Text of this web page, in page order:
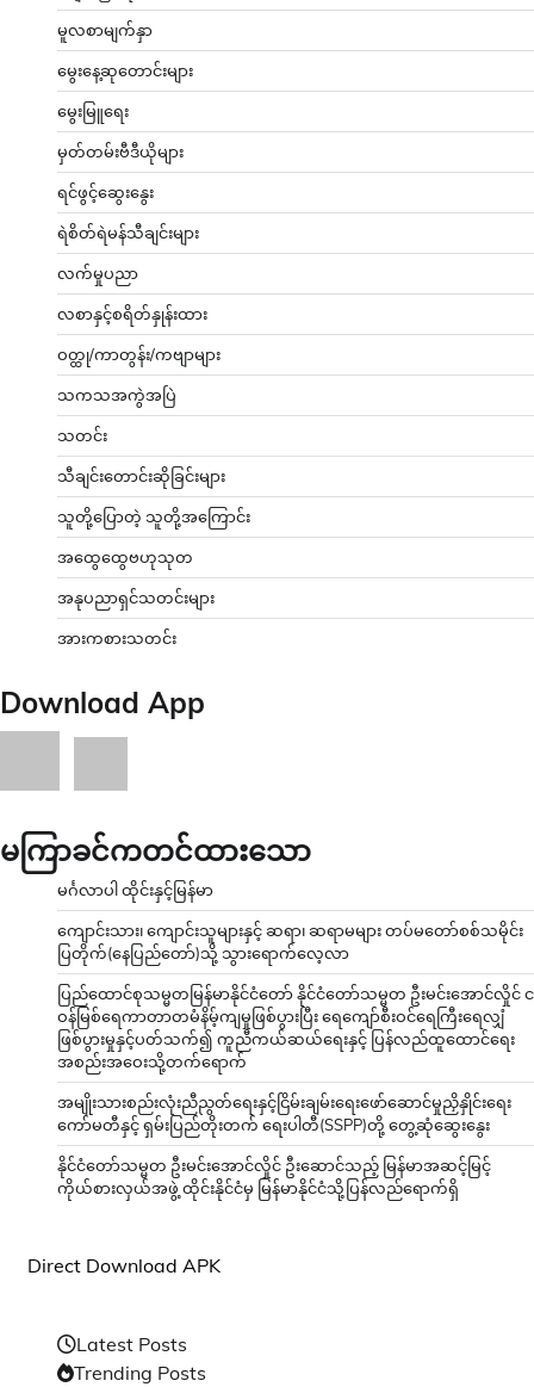
မူလစာမျက်နှာ
မွေးနေ့ဆုတောင်းများ
မွေးမြူရေး
မှတ်တမ်းဗီဒီယိုများ
ရင်ဖွင့်ဆွေးနွေး
ရဲစိတ်ရဲမန်သီချင်းများ
လက်မှုပညာ
လစာနှင့်စရိတ်နှုန်းထား
ဝတ္ထု/ကာတွန်း/ကဗျာများ
သကသအကွဲအပြဲ
သတင်း
သီချင်းတောင်းဆိုခြင်းများ
သူတို့ပြောတဲ့ သူတို့အကြောင်း
အထွေထွေဗဟုသုတ
အနုပညာရှင်သတင်းများ
အားကစားသတင်း
Download App
မကြာခင်ကတင်ထားသော
မင်္ဂလာပါ ထိုင်းနှင့်မြန်မာ
ကျောင်းသား၊ ကျောင်းသူများနှင့် ဆရာ၊ ဆရာမများ တပ်မတော်စစ်သမိုင်း
ပြတိုက်(နေပြည်တော်)သို့ သွားရောက်လေ့လာ
ပြည်ထောင်စုသမ္မတမြန်မာနိုင်ငံတော် နိုင်ငံတော်သမ္မတ ဦးမင်းအောင်လှိုင် င
ဝန်မြစ်ရေကာတာတမံနိမ့်ကျမှုဖြစ်ပွားပြီး ရေကျော်စီးဝင်ရေကြီးရေလျှံ
ဖြစ်ပွားမှုနှင့်ပတ်သက်၍ ကူညီကယ်ဆယ်ရေးနှင့် ပြန်လည်ထူထောင်ရေး
အစည်းအဝေးသို့တက်ရောက်
အမျိုးသားစည်းလုံးညီညွတ်ရေးနှင့်ငြိမ်းချမ်းရေးဖော်ဆောင်မှုညှိနှိုင်းရေး
ကော်မတီနှင့် ရှမ်းပြည်တိုးတက် ရေးပါတီ(SSPP)တို့ တွေ့ဆုံဆွေးနွေး
နိုင်ငံတော်သမ္မတ ဦးမင်းအောင်လှိုင် ဦးဆောင်သည့် မြန်မာအဆင့်မြင့်
ကိုယ်စားလှယ်အဖွဲ့ ထိုင်းနိုင်ငံမှ မြန်မာနိုင်ငံသို့ပြန်လည်ရောက်ရှိ
Direct Download APK
Latest Posts
Trending Posts